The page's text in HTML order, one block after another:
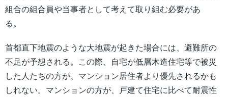
組合の組合員や当事者として考えて取り組む必要があ
る。
首都直下地震のような大地震が起きた場合には、避難所の
不足が予想される。この際、自宅が低層木造住宅等で被災
した人たちの方が、マンション居住者より優先されるかも
しれない。マンションの方が、戸建て住宅に比べて耐震性